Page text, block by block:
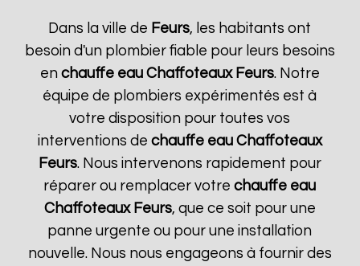
Dans la ville de Feurs, les habitants ont
besoin d'un plombier fiable pour leurs besoins
en chauffe eau Chaffoteaux Feurs. Notre
équipe de plombiers expérimentés est à
votre disposition pour toutes vos
interventions de chauffe eau Chaffoteaux
Feurs. Nous intervenons rapidement pour
réparer ou remplacer votrechauffe eau
Chaffoteaux Feurs, que ce soit pour une
panne urgente ou pour une installation
nouvelle. Nous nous engageons à fournir des